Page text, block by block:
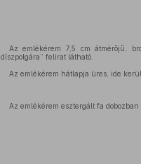
Az emlékérem 7,5 cm átmérőjű,
díszpolgára” felirat látható.
Az emlékérem hátlapja üres, ide
Az emlékérem esztergált fa dobozban